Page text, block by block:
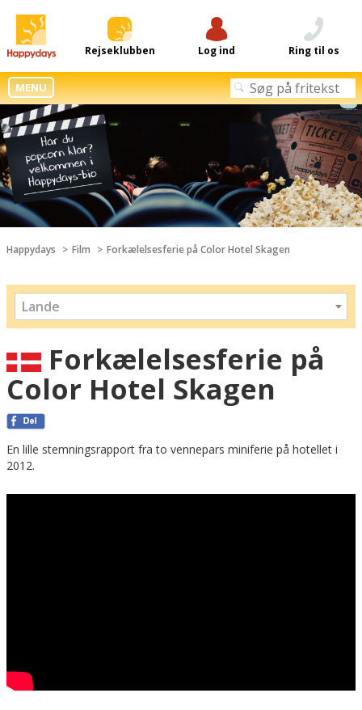
Rejseklubben Log ind Ring til os
MENU
Happydays Film Forkælelsesferie på Color Hotel Skagen
Lande
Forkælelsesferie på
Color Hotel Skagen
En lille stemningsrapport fra to vennepars miniferie på hotellet i
2012.